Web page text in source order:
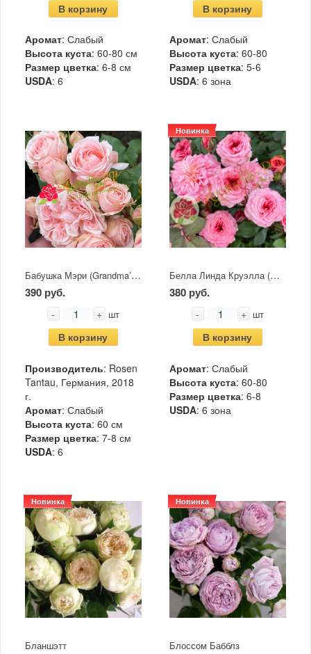
В корзину
Аромат: Слабый
Высота куста: 60-80 см
Размер цветка: 6-8 см
USDA: 6
В корзину
Аромат: Слабый
Высота куста: 60-80
Размер цветка: 5-6
USDA: 6 зона
Бабушка Мэри (Grandma’s Finest Mary)
390 руб.
- + шт
В корзину
Производитель: Rosen
Tantau, Германия, 2018
г.
Аромат: Слабый
Высота куста: 60 см
Размер цветка: 7-8 см
USDA: 6
Новинка
Белла Линда Круэлла (Bellalinda Cruella)
380 руб.
- + шт
В корзину
Аромат: Слабый
Высота куста: 60-80
Размер цветка: 6-8
USDA: 6 зона
Новинка
Бланшэтт
Новинка
Блоссом Бабблз